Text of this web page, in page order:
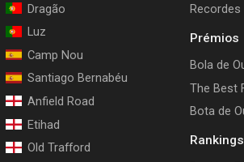
Dragão
Luz
Camp Nou
Santiago Bernabéu
Anfield Road
Etihad
Old Trafford
Recordes
Prémios
Bola de
The Best
Bota de
Rankings